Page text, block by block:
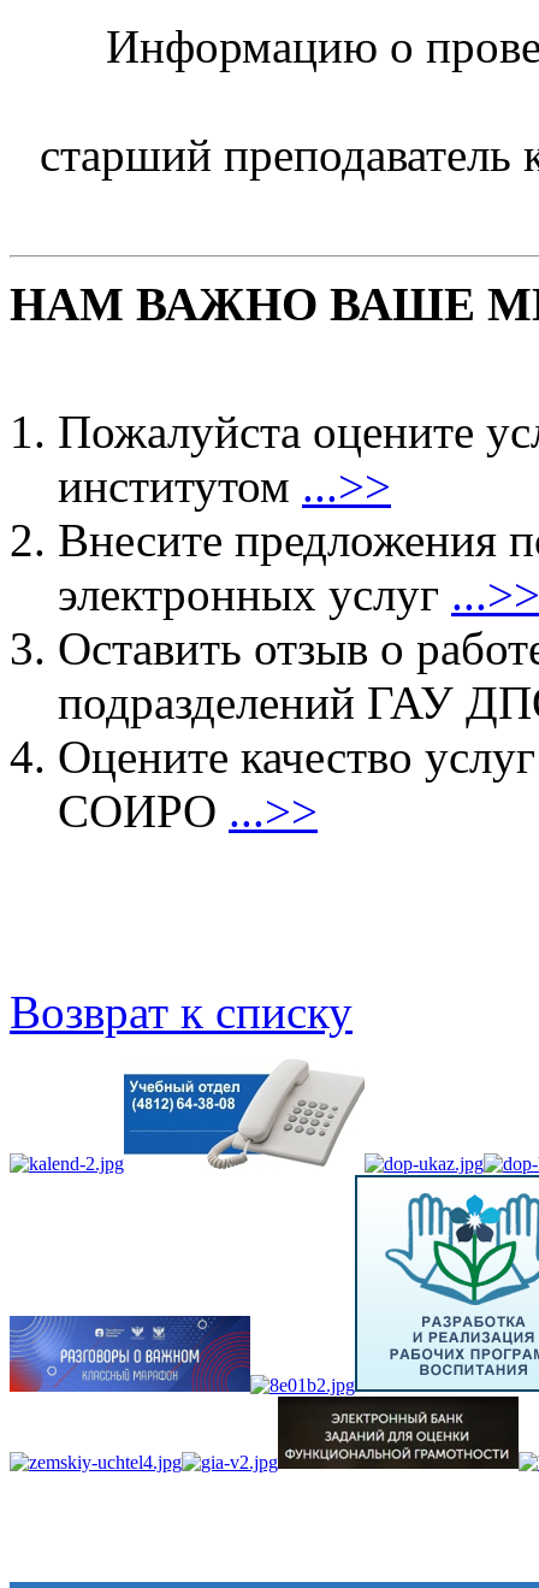
Информацию о
старший преподаватель
НАМ ВАЖНО ВАШЕ
Пожалуйста оцените
институтом ...>>
Внесите предложения
электронных услуг ...>>
Оставить отзыв о
подразделений ГАУ
Оцените качество
СОИРО ...>>
Возврат к списку